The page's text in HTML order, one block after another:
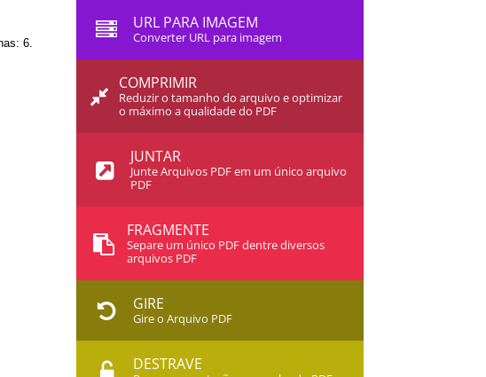
6.
URL PARA IMAGEM
Converter URL para imagem
COMPRIMIR
Reduzir o tamanho do arquivo e optimizar
o máximo a qualidade do PDF
JUNTAR
Junte Arquivos PDF em um único arquivo
PDF
FRAGMENTE
Separe um único PDF dentre diversos
arquivos PDF
GIRE
Gire o Arquivo PDF
DESTRAVE